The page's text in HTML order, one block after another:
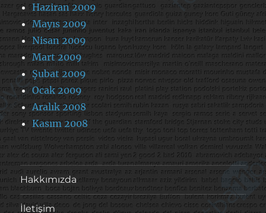
Haziran 2009
Mayıs 2009
Nisan 2009
Mart 2009
Şubat 2009
Ocak 2009
Aralık 2008
Kasım 2008
Hakkımızda
İletişim